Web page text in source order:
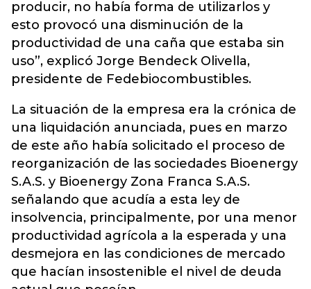
producir, no había forma de utilizarlos y
esto provocó una disminución de la
productividad de una caña que estaba sin
uso”, explicó Jorge Bendeck Olivella,
presidente de Fedebiocombustibles.
La situación de la empresa era la crónica de
una liquidación anunciada, pues en marzo
de este año había solicitado el proceso de
reorganización de las sociedades Bioenergy
S.A.S. y Bioenergy Zona Franca S.A.S.
señalando que acudía a esta ley de
insolvencia, principalmente, por una menor
productividad agrícola a la esperada y una
desmejora en las condiciones de mercado
que hacían insostenible el nivel de deuda